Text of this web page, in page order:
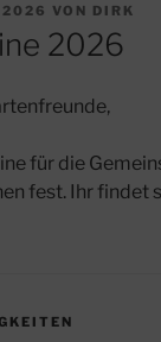
VON DIRK
2026
für die
fest. Ihr findet